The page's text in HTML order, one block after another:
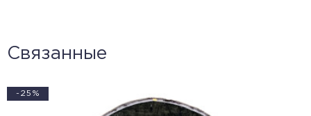
Связанные
-25%